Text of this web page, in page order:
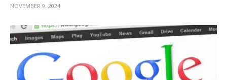
NOVEMBER 9, 2024